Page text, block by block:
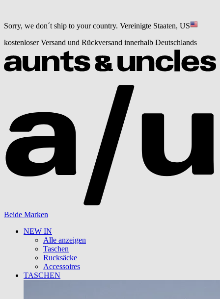
Sorry, we don´t ship to your country. Vereinigte Staaten, US
kostenloser Versand und Rückversand innerhalb Deutschlands
Beide Marken
NEW IN
Alle anzeigen
Taschen
Rucksäcke
Accessoires
TASCHEN